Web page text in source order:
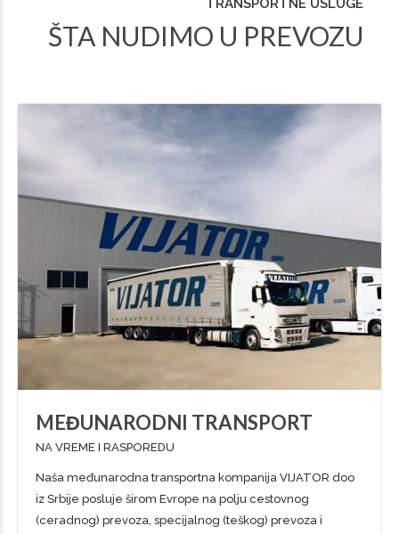
TRANSPORTNE USLUGE
ŠTA NUDIMO U PREVOZU
MEĐUNARODNI TRANSPORT
NA VREME I RASPOREDU
Naša međunarodna transportna kompanija VIJATOR doo
iz Srbije posluje širom Evrope na polju cestovnog
(ceradnog) prevoza, specijalnog (teškog) prevoza i